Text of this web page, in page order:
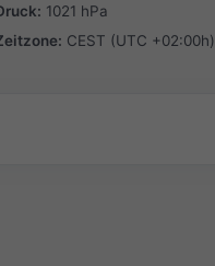
1021 hPa
CEST (UTC +02:00h)